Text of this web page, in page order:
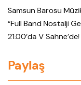
Samsun Barosu
“Full Band Nostalji
21.00’da V Sahne’de!
Paylaş